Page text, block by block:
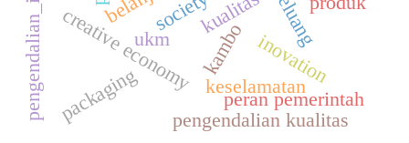
creative economy inovation
peluang
peran pemerintah
ukm
pengendalian kualitas
packaging
kualitas
keselamatan
kambo
pengendalian_intern